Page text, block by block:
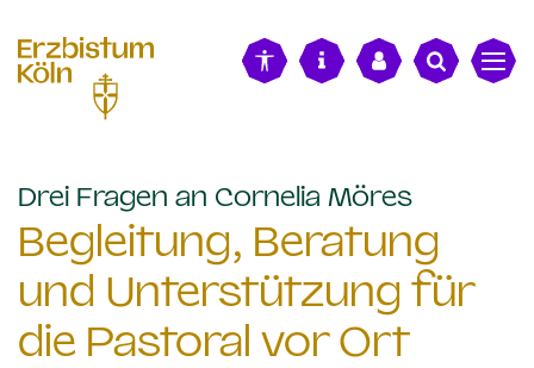
Drei Fragen an Cornelia Möres:
Begleitung, Beratung
und Unterstützung für
die Pastoral vor Ort